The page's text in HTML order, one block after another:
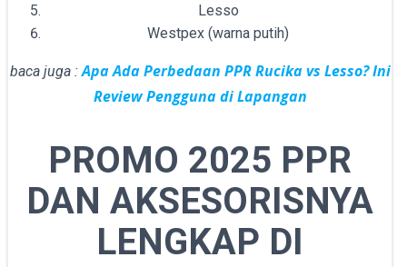
Lesso
Westpex (warna putih)
baca juga :Apa Ada Perbedaan PPR Rucika vs Lesso? Ini
Review Pengguna di Lapangan
PROMO 2025 PPR
DAN AKSESORISNYA
LENGKAP DI